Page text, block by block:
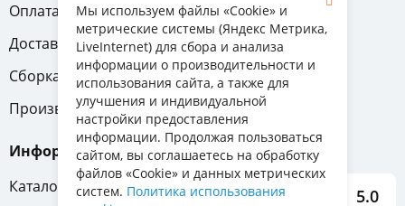
Оплата
Вопрос-ответ
Доставка
Обмен и возврат
Сборка
Гарантия
Производители
Информация
Каталог мебели
5.0
Мы используем файлы «Cookie» и
метрические системы (Яндекс Метрика,
LiveInternet) для сбора и анализа
информации о производительности и
использования сайта, а также для
улучшения и индивидуальной
настройки предоставления
информации. Продолжая пользоваться
сайтом, вы соглашаетесь на обработку
файлов «Cookie» и данных метрических
систем. Политика использования